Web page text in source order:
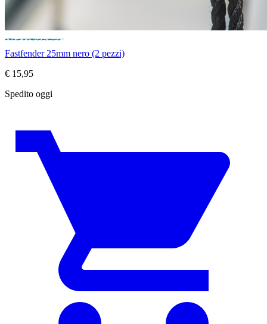
Fastfender 25mm nero (2 pezzi)
€ 15,95
Spedito oggi